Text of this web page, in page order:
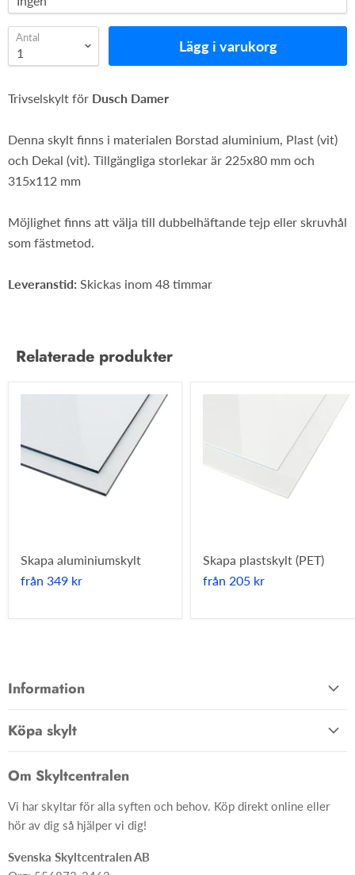
Antal Lägg i varukorg
Trivselskylt för Dusch Damer
Denna skylt finns i materialen Borstad aluminium, Plast (vit)
och Dekal (vit). Tillgängliga storlekar är 225x80 mm och
315x112 mm
Möjlighet finns att välja till dubbelhäftande tejp eller skruvhål
som fästmetod.
Leveranstid: Skickas inom 48 timmar
Relaterade produkter
Skapa aluminiumskylt
från 349 kr
Skapa plastskylt (PET)
från 205 kr
Information
Om oss
Ångra ditt köp
Köpa skylt
Material
Skyltar
Skapa skylt från grunden
Om Skyltcentralen
Vi har skyltar för alla syften och behov. Köp direkt online eller
hör av dig så hjälper vi dig!
Svenska Skyltcentralen AB